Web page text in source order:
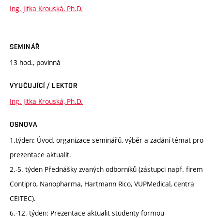
Ing. Jitka Krouská, Ph.D.
SEMINÁŘ
13 hod., povinná
VYUČUJÍCÍ / LEKTOR
Ing. Jitka Krouská, Ph.D.
OSNOVA
1.týden: Úvod, organizace seminářů, výběr a zadání témat pro
prezentace aktualit.
2.-5. týden Přednášky zvaných odborníků (zástupci např. firem
Contipro, Nanopharma, Hartmann Rico, VUPMedical, centra
CEITEC).
6.-12. týden: Prezentace aktualit studenty formou